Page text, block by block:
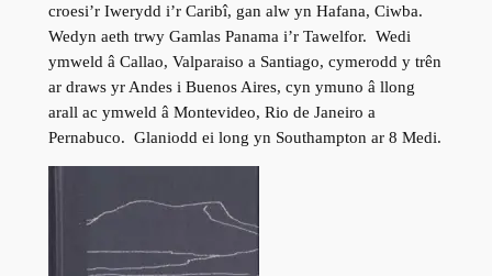
croesi’r Iwerydd i’r Caribî, gan alw yn Hafana, Ciwba.
Wedyn aeth trwy Gamlas Panama i’r Tawelfor. Wedi
ymweld â Callao, Valparaiso a Santiago, cymerodd y trên
ar draws yr Andes i Buenos Aires, cyn ymuno â llong
arall ac ymweld â Montevideo, Rio de Janeiro a
Pernabuco. Glaniodd ei long yn Southampton ar 8 Medi.